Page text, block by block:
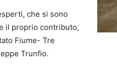
che si sono
il proprio contributo,
Fiume- Tre
Trunfio.